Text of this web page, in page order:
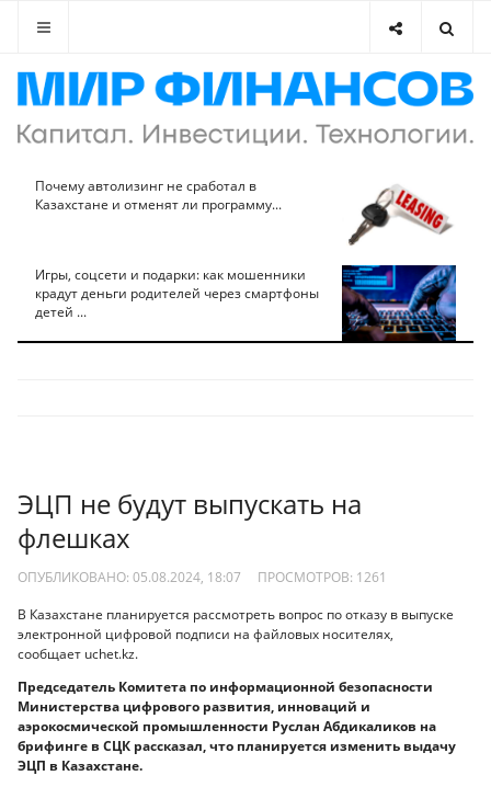
Почему автолизинг не сработал в
Казахстане и отменят ли программу...
Игры, соцсети и подарки: как мошенники
крадут деньги родителей через смартфоны
детей ...
ЭЦП не будут выпускать на
флешках
ОПУБЛИКОВАНО: 05.08.2024, 18:07 ПРОСМОТРОВ: 1261
В Казахстане планируется рассмотреть вопрос по отказу в выпуске
электронной цифровой подписи на файловых носителях,
сообщает uchet.kz.
Председатель Комитета по информационной безопасности
Министерства цифрового развития, инноваций и
аэрокосмической промышленности Руслан Абдикаликов на
брифинге в СЦК рассказал, что планируется изменить выдачу
ЭЦП в Казахстане.